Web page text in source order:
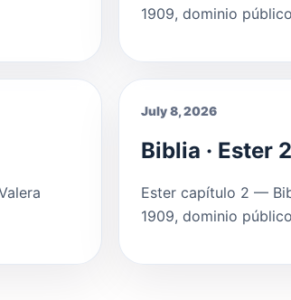
1909, dominio
July 8, 2026
Biblia · Ester 2
Ester capítulo 2 —
1909, dominio